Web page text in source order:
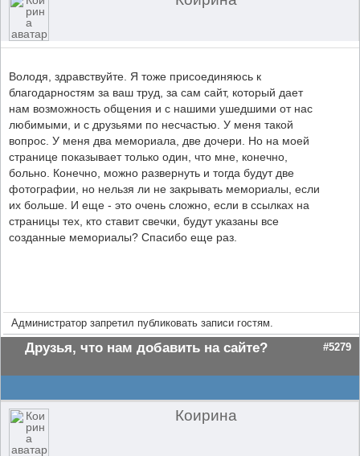
Володя, здравствуйте. Я тоже присоединяюсь к
благодарностям за ваш труд, за сам сайт, который дает
нам возможность общения и с нашими ушедшими от нас
любимыми, и с друзьями по несчастью. У меня такой
вопрос. У меня два мемориала, две дочери. Но на моей
странице показывает только один, что мне, конечно,
больно. Конечно, можно развернуть и тогда будут две
фотографии, но нельзя ли не закрывать мемориалы, если
их больше. И еще - это очень сложно, если в ссылках на
страницы тех, кто ставит свечки, будут указаны все
созданные мемориалы? Спасибо еще раз.
Администратор запретил публиковать записи гостям.
Друзья, что нам добавить на сайте? #5279
Коирина